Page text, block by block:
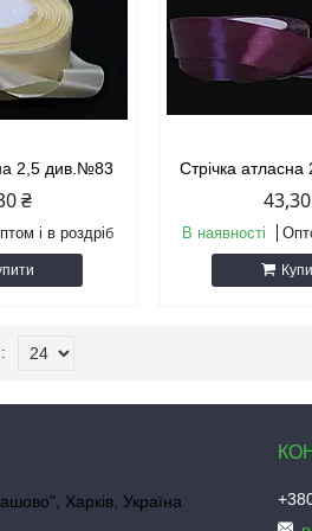
2,5 див.№83
₴
і в роздріб
Стрічка
В наявності
Харків, Україна